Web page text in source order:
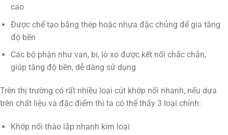
cao
Được chế tạo bằng thép hoặc nhựa đặc chủng để gia tăng
độ bền
Các bộ phận như van, bi, lò xo được kết nối chắc chắn,
giúp tăng độ bền, dễ dàng sử dụng
Trên thị trường có rất nhiều loại cút khớp nối nhanh, nếu dựa
trên chất liệu và đặc điểm thì ta có thể thấy 3 loại chính:
Khớp nối tháo lắp nhanh kim loại